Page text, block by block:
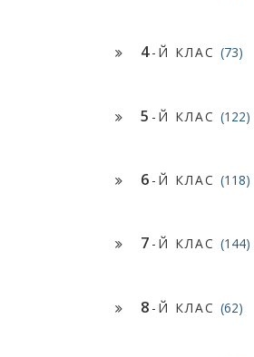
4-Й КЛАС (73)
5 -Й КЛАС (122)
6 -Й КЛАС (118)
7 -Й КЛАС (144)
8 -Й КЛАС (62)